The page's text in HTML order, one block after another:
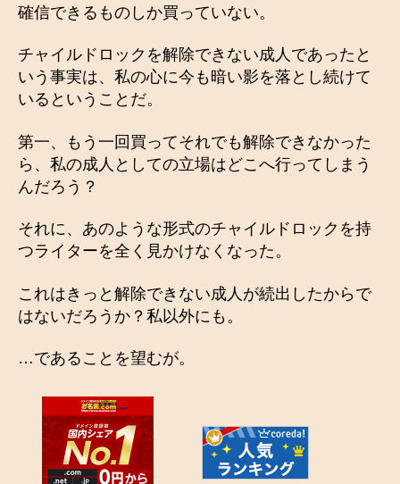
確信できるものしか買っていない。
チャイルドロックを解除できない成人であったと
いう事実は、私の心に今も暗い影を落とし続けて
いるということだ。
第一、もう一回買ってそれでも解除できなかった
ら、私の成人としての立場はどこへ行ってしまう
んだろう？
それに、あのような形式のチャイルドロックを持
つライターを全く見かけなくなった。
これはきっと解除できない成人が続出したからで
はないだろうか？私以外にも。
…であることを望むが。